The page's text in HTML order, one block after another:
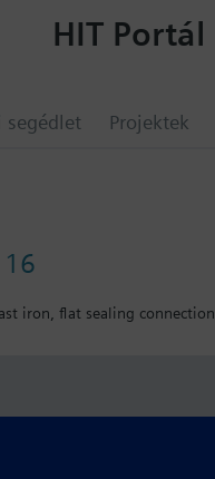
segédlet Projektek
HIT Portál
iron, flat sealing connection